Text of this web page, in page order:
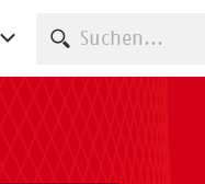
Suche starten